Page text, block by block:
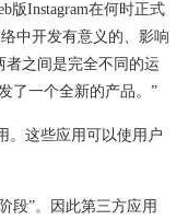
版Instagram在何时正式
中开发有意义的、影响
之间是完全不同的运
了一个全新的产品。”
。这些应用可以使用户
段”。因此第三方应用